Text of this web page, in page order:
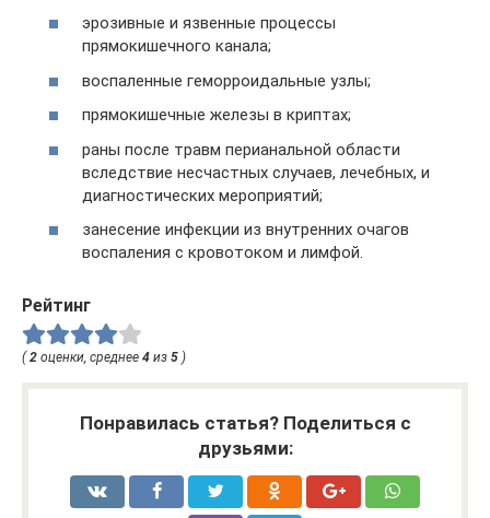
эрозивные и язвенные процессы
прямокишечного канала;
воспаленные геморроидальные узлы;
прямокишечные железы в криптах;
раны после травм перианальной области
вследствие несчастных случаев, лечебных, и
диагностических мероприятий;
занесение инфекции из внутренних очагов
воспаления с кровотоком и лимфой.
Рейтинг
(2 оценки, среднее 4 из 5 )
Понравилась статья? Поделиться с
друзьями: